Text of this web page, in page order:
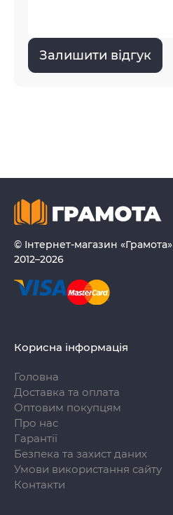
Залишити відгук
© Інтернет-магазин «Грамота»
2012–2026
Корисна інформація
Головна
Доставка та оплата
Оптовим покупцям
Про нас
Гарантії
Безпека та захист даних
Умови використання сайту
Контакти